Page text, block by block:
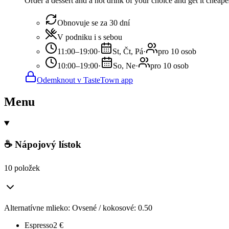
Obnovuje se za 30 dní
V podniku i s sebou
11:00–19:00· St, Čt, Pá·
pro 10 osob
10:00–19:00· So, Ne·
pro 10 osob
Odemknout v TasteTown app
Menu
☕ Nápojový lístok
10 položek
Alternatívne mlieko: Ovsené / kokosové: 0.50
Espresso2 €